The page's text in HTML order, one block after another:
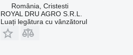
România, Cristesti
ROYAL DRU AGRO S.R.L.
Luați legătura cu vânzătorul